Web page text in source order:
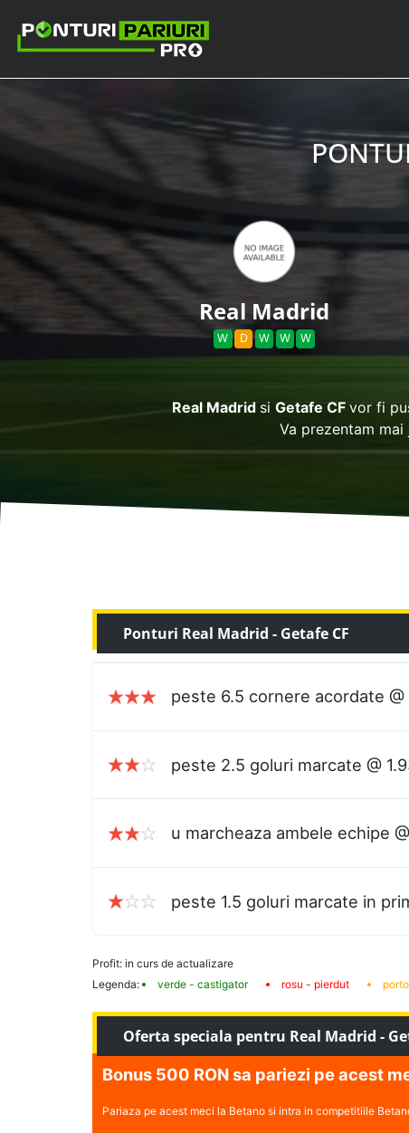
Real Madrid
W D W W W
Real Madrid si Getafe CF vor fi
Va prezentam
Ponturi Real Madrid - Getafe CF
peste 6.5 cornere acordate @
peste 2.5 goluri marcate @
u marcheaza ambele echipe
peste 1.5 goluri marcate in
Profit: in curs de actualizare
Legenda:
verde - castigator rosu - pierdut
Oferta speciala pentru Real Madrid -
Bonus 500 RON sa pariezi pe acest
Pariaza pe acest meci la Betano si intra in competitiile